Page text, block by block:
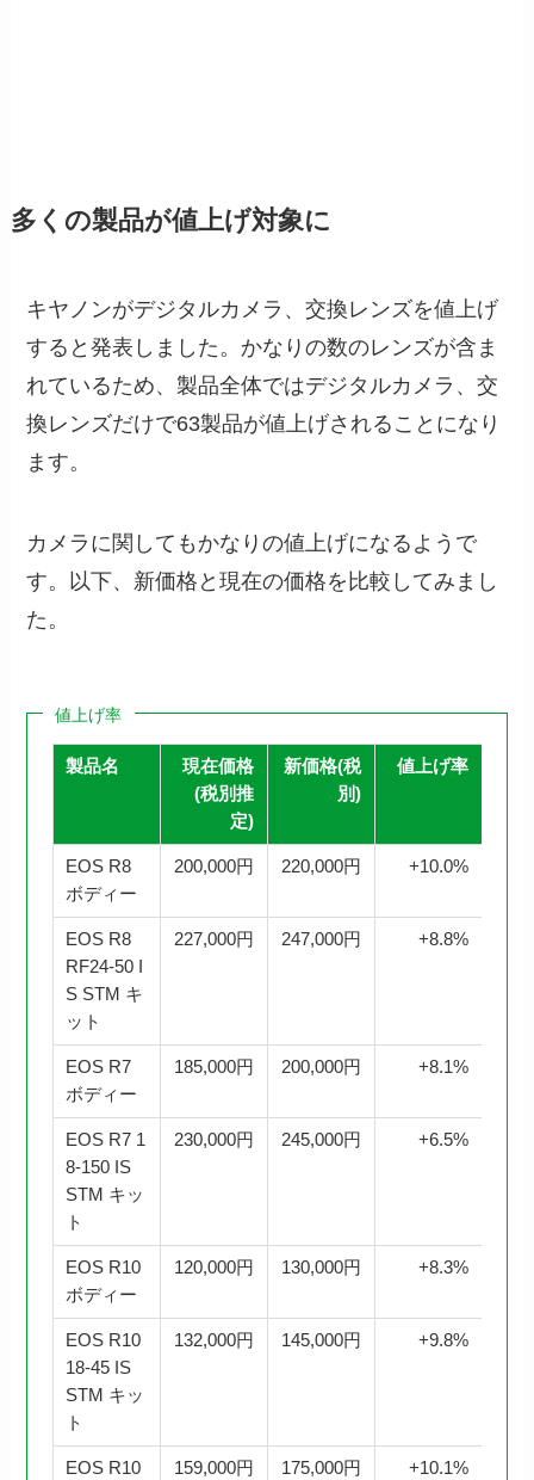
多くの製品が値上げ対象に
キヤノンがデジタルカメラ、交換レンズを値上げ
すると発表しました。かなりの数のレンズが含ま
れているため、製品全体ではデジタルカメラ、交
換レンズだけで63製品が値上げされることになり
ます。
カメラに関してもかなりの値上げになるようで
す。以下、新価格と現在の価格を比較してみまし
た。
値上げ率
製品名
現在価格
(税別推
定)
新価格(税
別)
値上げ率
EOS R8
ボディー
200,000円 220,000円 +10.0%
EOS R8
RF24-50 I
S STM キ
ット
227,000円 247,000円 +8.8%
EOS R7
ボディー
185,000円 200,000円 +8.1%
EOS R7 1
8-150 IS
STM キッ
ト
230,000円 245,000円 +6.5%
EOS R10
ボディー
120,000円 130,000円 +8.3%
EOS R10
18-45 IS
STM キッ
ト
132,000円 145,000円 +9.8%
EOS R10 159,000円 175,000円 +10.1%